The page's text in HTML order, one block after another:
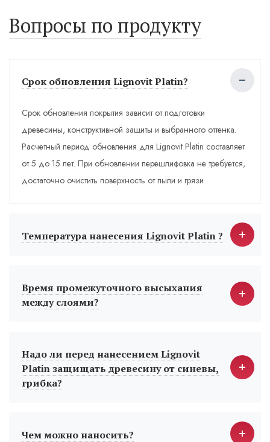
Вопросы по продукту
Срок обновления Lignovit Platin?
Срок обновления покрытия зависит от подготовки
древесины, конструктивной защиты и выбранного оттенка.
Расчетный период обновления для Lignovit Platin составляет
от 5 до 15 лет. При обновлении перешлифовка не требуется,
достаточно очистить поверхность от пыли и грязи
Температура нанесения Lignovit Platin ?
Время промежуточного высыхания
между слоями?
Надо ли перед нанесением Lignovit
Platin защищать древесину от синевы,
грибка?
Чем можно наносить?